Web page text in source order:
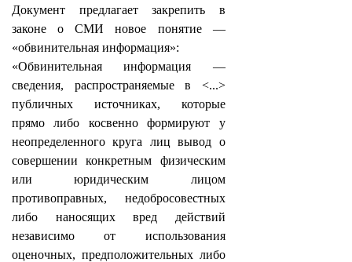
Документ предлагает закрепить в
законе о СМИ новое понятие —
«обвинительная информация»:
«Обвинительная информация —
сведения, распространяемые в <...>
публичных источниках, которые
прямо либо косвенно формируют у
неопределенного круга лиц вывод о
совершении конкретным физическим
или юридическим лицом
противоправных, недобросовестных
либо наносящих вред действий
независимо от использования
оценочных, предположительных либо